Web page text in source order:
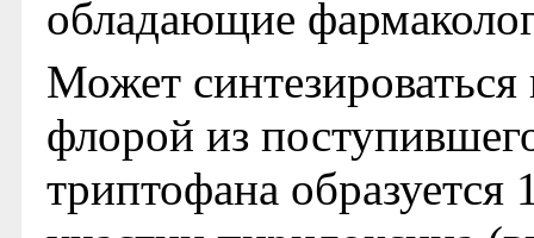
обладающие
Может
флорой из
триптофана